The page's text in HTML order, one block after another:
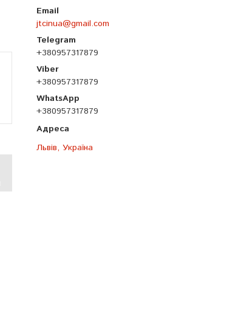
jtcinua@gmail.com
+380957317879
+380957317879
+380957317879
Львів, Україна